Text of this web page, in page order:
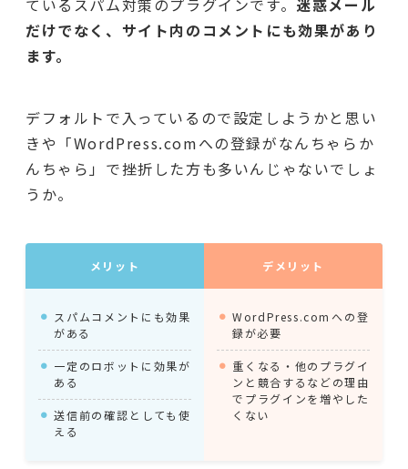
だけでなく、サイト内のコメントにも効果があり
ます。
デフォルトで入っているので設定しようかと思い
きや「WordPress.comへの登録がなんちゃらか
んちゃら」で挫折した方も多いんじゃないでしょ
うか。
メリット デメリット
スパムコメントにも効果
がある
一定のロボットに効果が
ある
送信前の確認としても使
える
WordPress.comへの登
録が必要
重くなる・他のプラグイ
ンと競合するなどの理由
でプラグインを増やした
くない